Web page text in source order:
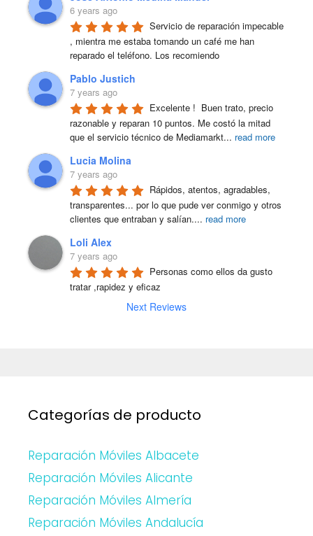
6 years ago
Servicio de reparación impecable
, mientra me estaba tomando un café me han
reparado el teléfono. Los recomiendo
Pablo Justich
7 years ago
Excelente !  Buen trato, precio
razonable y reparan 10 puntos. Me costó la mitad
que el servicio técnico de Mediamarkt... read more
Lucia Molina
7 years ago
Rápidos, atentos, agradables,
transparentes... por lo que pude ver conmigo y otros
clientes que entraban y salían.... read more
Loli Alex
7 years ago
Personas como ellos da gusto
tratar ,rapidez y eficaz
Next Reviews
Categorías de producto
Reparación Móviles Albacete
Reparación Móviles Alicante
Reparación Móviles Almería
Reparación Móviles Andalucía